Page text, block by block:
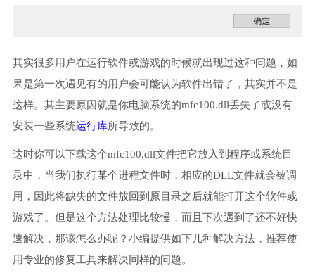
其实很多用户在运行软件或游戏的时候就出现过这种问题，如
果是第一次遇见有的用户会可能认为软件出错了，其实并不是
这样。其主要原因就是你电脑系统的mfc100.dll丢失了或没有
安装一些系统运行库所导致的。
这时你可以下载这个mfc100.dll文件把它放入到程序或系统目
录中，当我们执行某个进程文件时，相应的DLL文件就会被调
用，因此将缺失的文件放回到原目录之后就能打开这个软件或
游戏了。但是这个方法处理比较慢，而且下次遇到了还不好快
速解决，那该怎么办呢？小编提供如下几种解决方法，推荐使
用专业的修复工具来解决同样的问题。